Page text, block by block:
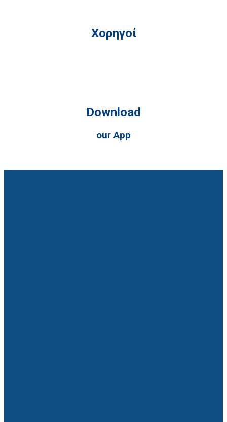
Χορηγοί
Download
our App